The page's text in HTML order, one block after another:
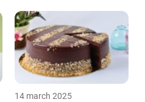
14 march 2025